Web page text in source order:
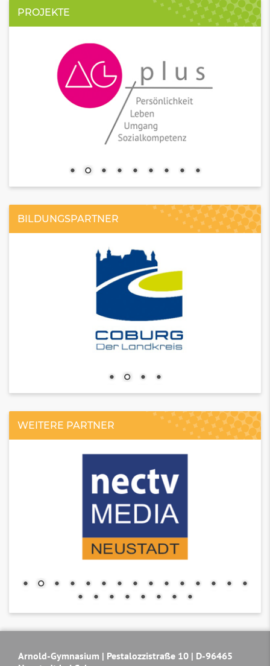
PROJEKTE
BILDUNGSPARTNER
WEITERE PARTNER
Arnold-Gymnasium | Pestalozzistraße 10 | D-96465